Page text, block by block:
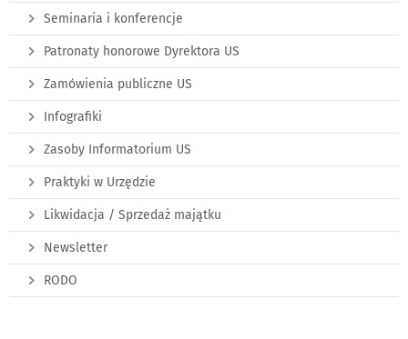
Seminaria i konferencje
Patronaty honorowe Dyrektora US
Zamówienia publiczne US
Infografiki
Zasoby Informatorium US
Praktyki w Urzędzie
Likwidacja / Sprzedaż majątku
Newsletter
RODO